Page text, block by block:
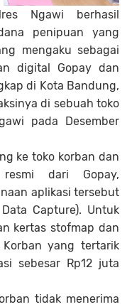
Ngawi berhasil
penipuan yang
mengaku sebagai
digital Gopay dan
di Kota Bandung,
di sebuah toko
pada Desember
ke toko korban dan
dari Gopay,
aplikasi tersebut
Capture). Untuk
kertas stofmap dan
yang tertarik
sebesar Rp12 juta
tidak menerima